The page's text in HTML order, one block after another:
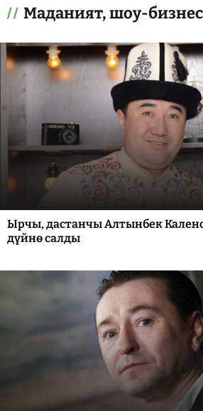
Маданият, шоу-бизнес
Ырчы, дастанчы Алтынбек
дүйнө салды